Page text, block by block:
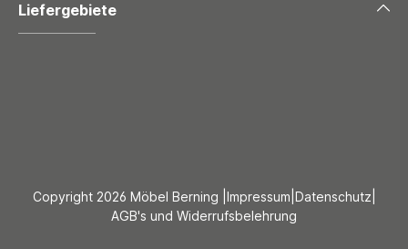
Liefergebiete
Copyright 2026 Möbel Berning | Impressum Datenschutz
AGB's und Widerrufsbelehrung